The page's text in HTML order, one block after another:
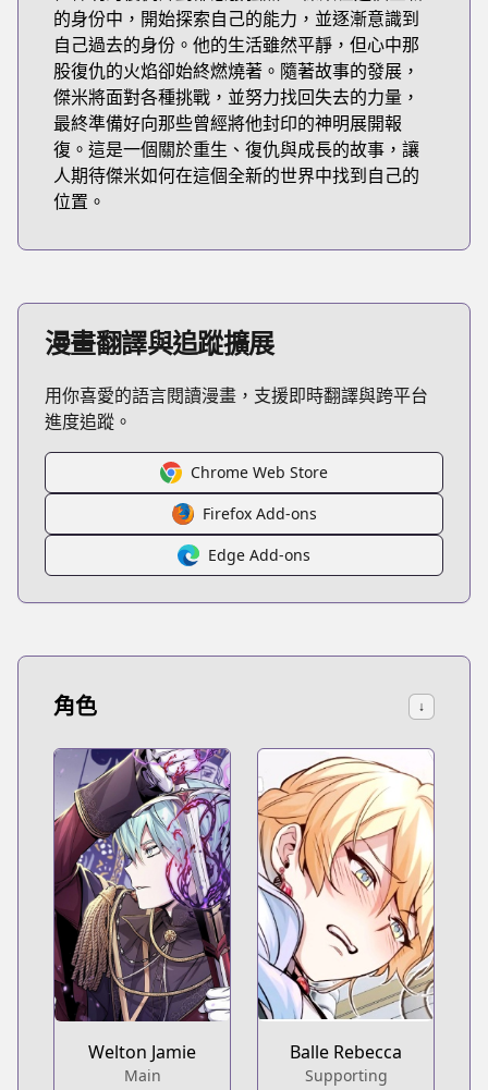
的身份中，開始探索自己的能力，並逐漸意識到
自己過去的身份。他的生活雖然平靜，但心中那
股復仇的火焰卻始終燃燒著。隨著故事的發展，
傑米將面對各種挑戰，並努力找回失去的力量，
最終準備好向那些曾經將他封印的神明展開報
復。這是一個關於重生、復仇與成長的故事，讓
人期待傑米如何在這個全新的世界中找到自己的
位置。
漫畫翻譯與追蹤擴展
用你喜愛的語言閱讀漫畫，支援即時翻譯與跨平台
進度追蹤。
Chrome Web Store
Firefox Add-ons
Edge Add-ons
角色 ↓
Welton Jamie
Main
Balle Rebecca
Supporting